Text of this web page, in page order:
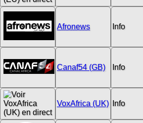
Afronews Info
Canaf54 (GB) Info
VoxAfrica (UK) Info